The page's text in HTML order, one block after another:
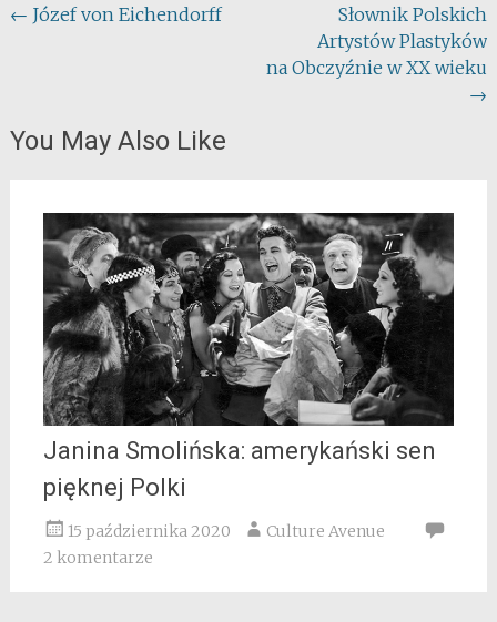
Post
← Józef von Eichendorff
Słownik Polskich
Artystów Plastyków
na Obczyźnie w XX wieku
→
You May Also Like
Janina Smolińska: amerykański sen
pięknej Polki
15 października 2020
Culture Avenue
2 komentarze